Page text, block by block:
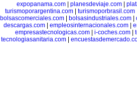
expopanama.com| planesdeviaje.com|
turismoporargentina.com| turismoporbrasil.com
bolsascomerciales.com
bolsasindustriales.com
descargas.com
empleosinternacionales.com
empresastecnologicas.com
i-coches.com
tecnologiasanitaria.com|